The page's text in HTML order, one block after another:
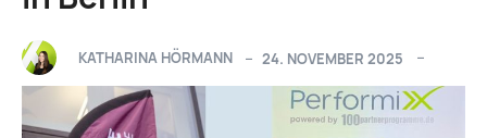
KATHARINA HÖRMANN 24. NOVEMBER 2025